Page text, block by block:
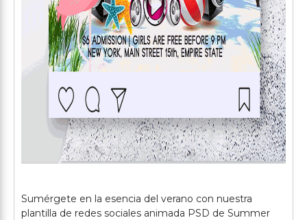
Sumérgete en la esencia del verano con nuestra
plantilla de redes sociales animada PSD de Summer